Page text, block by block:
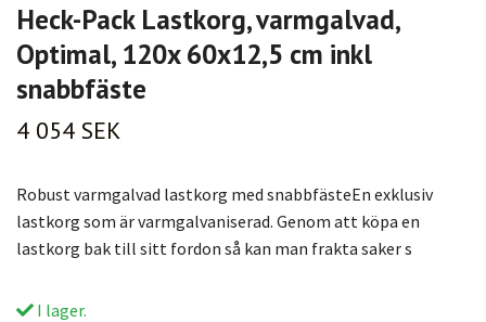
Heck-Pack Lastkorg, varmgalvad,
Optimal, 120x 60x12,5 cm inkl
snabbfäste
4 054 SEK
Robust varmgalvad lastkorg med snabbfästeEn exklusiv
lastkorg som är varmgalvaniserad. Genom att köpa en
lastkorg bak till sitt fordon så kan man frakta saker s
I lager.